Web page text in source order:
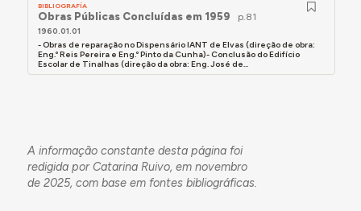
BIBLIOGRAFÍA
Obras Públicas Concluídas em 1959 p.81
1960.01.01
- Obras de reparação no Dispensário IANT de Elvas (direção de obra:
Eng.º Reis Pereira e Eng.º Pinto da Cunha)- Conclusão do Edifício
Escolar de Tinalhas (direção da obra: Eng. José de...
A informação constante desta página foi
redigida por Catarina Ruivo, em novembro
de 2025, com base em fontes bibliográficas.